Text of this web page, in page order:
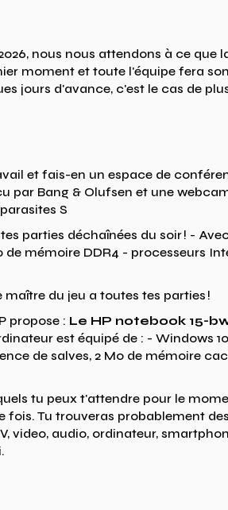
nous nous attendons à ce
moment et toute l'équipe fera
jours d'avance, c'est le cas de
et fais-en un espace de
par Bang & Olufsen et une
S
parties déchaînées du soir ! -
mémoire DDR4 - processeurs
du jeu a toutes tes parties !
propose : Le HP notebook 15-
est équipé de : - Windows
de salves, 2 Mo de mémoire
tu peux t'attendre pour le
Tu trouveras probablement
video, audio, ordinateur,